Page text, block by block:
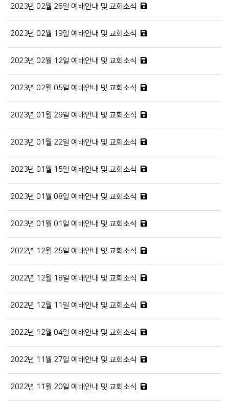
2023년 02월 26일 예배안내 및 교회소식
2023년 02월 19일 예배안내 및 교회소식
2023년 02월 12일 예배안내 및 교회소식
2023년 02월 05일 예배안내 및 교회소식
2023년 01월 29일 예배안내 및 교회소식
2023년 01월 22일 예배안내 및 교회소식
2023년 01월 15일 예배안내 및 교회소식
2023년 01월 08일 예배안내 및 교회소식
2023년 01월 01일 예배안내 및 교회소식
2022년 12월 25일 예배안내 및 교회소식
2022년 12월 18일 예배안내 및 교회소식
2022년 12월 11일 예배안내 및 교회소식
2022년 12월 04일 예배안내 및 교회소식
2022년 11월 27일 예배안내 및 교회소식
2022년 11월 20일 예배안내 및 교회소식